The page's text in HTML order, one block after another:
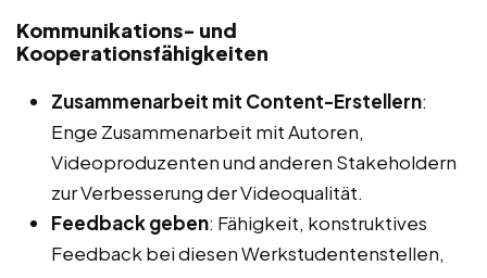
Kommunikations- und
Kooperationsfähigkeiten
Zusammenarbeit mit Content-Erstellern:
Enge Zusammenarbeit mit Autoren,
Videoproduzenten und anderen Stakeholdern
zur Verbesserung der Videoqualität.
Feedback geben: Fähigkeit, konstruktives
Feedback bei diesen Werkstudentenstellen,